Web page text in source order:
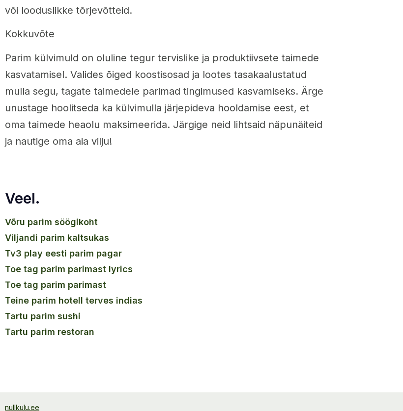
või looduslikke tõrjevõtteid.
Kokkuvõte
Parim külvimuld on oluline tegur tervislike ja produktiivsete taimede
kasvatamisel. Valides õiged koostisosad ja lootes tasakaalustatud
mulla segu, tagate taimedele parimad tingimused kasvamiseks. Ärge
unustage hoolitseda ka külvimulla järjepideva hooldamise eest, et
oma taimede heaolu maksimeerida. Järgige neid lihtsaid näpunäiteid
ja nautige oma aia vilju!
Veel.
võru parim söögikoht
viljandi parim kaltsukas
tv3 play eesti parim pagar
toe tag parim parimast lyrics
toe tag parim parimast
teine parim hotell terves indias
tartu parim sushi
tartu parim restoran
nullkulu.ee